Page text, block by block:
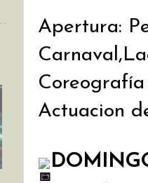
Apertura:
Actuacion